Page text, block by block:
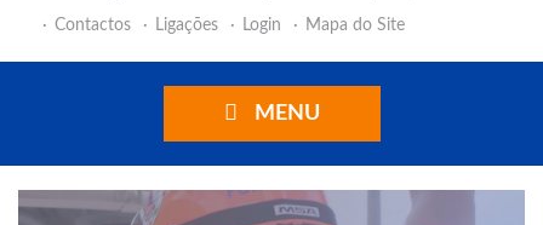
Contactos
Ligações Login Mapa do Site
MENU